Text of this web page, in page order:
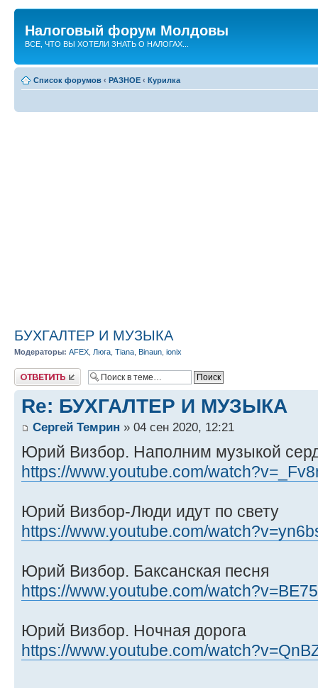
Налоговый форум Молдовы
ВСЕ, ЧТО ВЫ ХОТЕЛИ ЗНАТЬ О НАЛОГАХ...
Список форумов ‹ РАЗНОЕ ‹ Курилка
БУХГАЛТЕР И МУЗЫКА
Модераторы: AFEX Люга Tiana Binaun ionix
Ответить
Re: БУХГАЛТЕР И МУЗЫКА
Сергей Темрин » 04 сен 2020, 12:21
Юрий Визбор. Наполним музыкой
https://www.youtube.com/
Юрий Визбор-Люди идут по свету
https://www.youtube.com/
Юрий Визбор. Баксанская песня
https://www.youtube.com/
Юрий Визбор. Ночная дорога
https://www.youtube.com/